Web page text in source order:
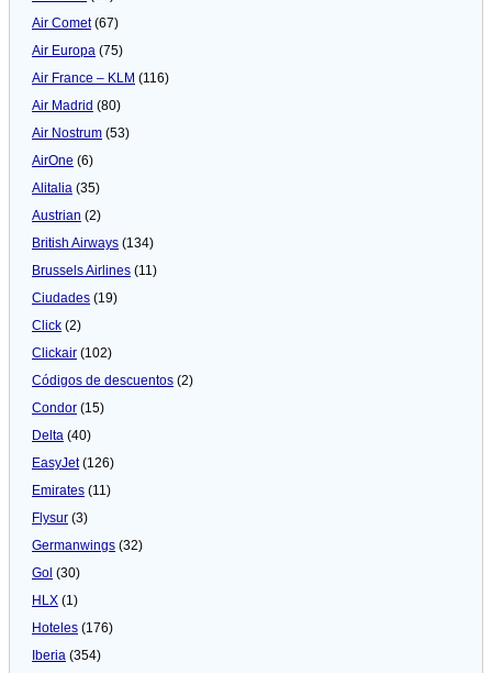
Air Comet(67)
Air Europa (75)
Air France – KLM (116)
Air Madrid (80)
Air Nostrum (53)
AirOne (6)
Alitalia (35)
Austrian (2)
British Airways (134)
Brussels Airlines (11)
Ciudades (19)
Click (2)
Clickair (102)
Códigos de descuentos (2)
Condor (15)
Delta (40)
EasyJet(126)
Emirates (11)
Flysur (3)
Germanwings (32)
Gol (30)
HLX (1)
Hoteles (176)
Iberia (354)